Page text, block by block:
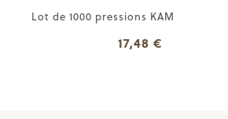
Lot de 1000 pressions KAM
17,48 €